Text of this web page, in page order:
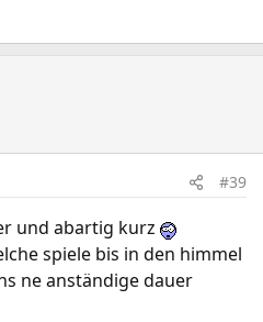
#39
und abartig kurz
spiele bis in den himmel
ne anständige dauer